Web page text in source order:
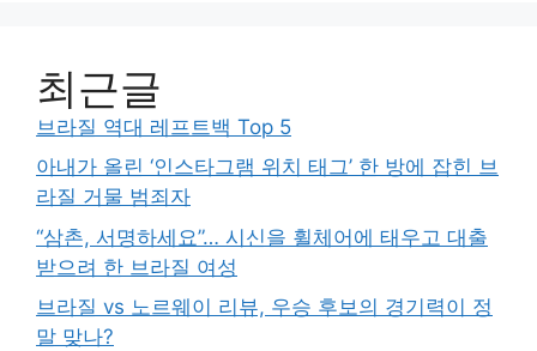
최근글
브라질 역대 레프트백 Top 5
아내가 올린 ‘인스타그램 위치 태그’ 한 방에 잡힌 브
라질 거물 범죄자
“삼촌, 서명하세요”… 시신을 휠체어에 태우고 대출
받으려 한 브라질 여성
브라질 vs 노르웨이 리뷰, 우승 후보의 경기력이 정
말 맞나?